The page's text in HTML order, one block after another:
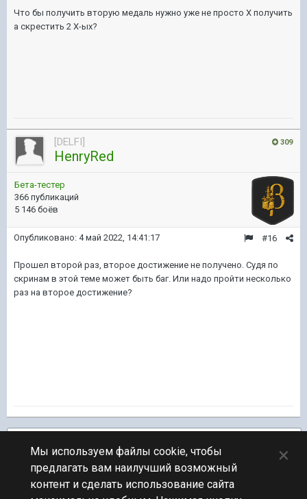
Что бы получить вторую медаль нужно уже не просто Х получить
а скрестить 2 Х-ых?
309
[DELFI]
HenryRed
Бета-тестер
366 публикаций
5 146 боёв
#16
Опубликовано: 4 май 2022, 14:41:17
Прошел второй раз, второе достижение не получено. Судя по
скринам в этой теме может быть баг. Или надо пройти несколько
раз на второе достижение?
ПЕРЕЙТИ К СПИСКУ ТЕМ
Новости
Мы используем файлы cookie, чтобы
предлагать вам наилучший возможный
контент и сделать использование сайта
×